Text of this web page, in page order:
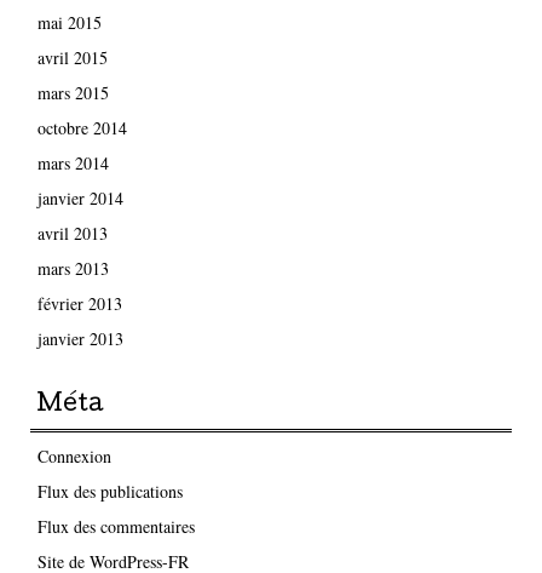
mai 2015
avril 2015
mars 2015
octobre 2014
mars 2014
janvier 2014
avril 2013
mars 2013
février 2013
janvier 2013
Méta
Connexion
Flux des publications
Flux des commentaires
Site de WordPress-FR